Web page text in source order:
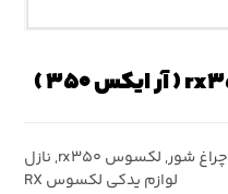
چراغ شور, لکسوس rx۳۵۰ , نازل
لوازم یدکی لکسوس RX